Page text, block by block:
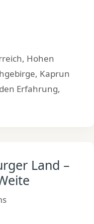
, Hohen
, Kaprun
Erfahrung,
Land –